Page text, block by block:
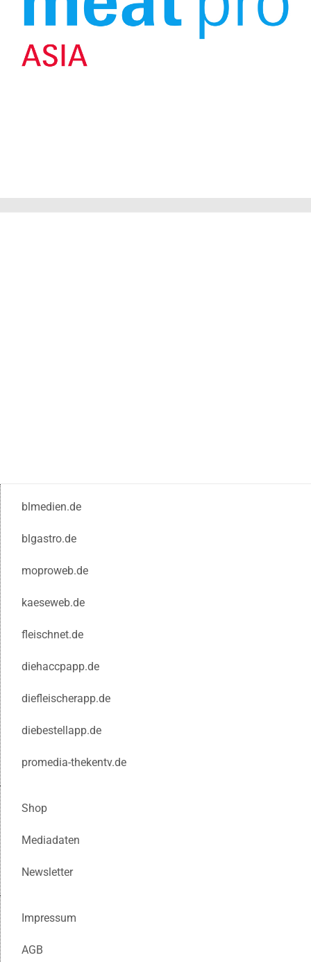
blmedien.de
blgastro.de
moproweb.de
kaeseweb.de
fleischnet.de
diehaccpapp.de
diefleischerapp.de
diebestellapp.de
promedia-thekentv.de
Shop
Mediadaten
Newsletter
Impressum
AGB